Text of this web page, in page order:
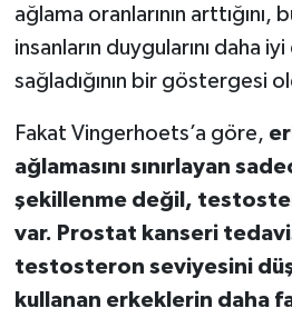
ağlama oranlarının arttığını,
insanların duygularını daha iyi
sağladığının bir göstergesi
Fakat Vingerhoets’a göre,
ağlamasını sınırlayan
şekillenme değil,
var. Prostat kanseri
testosteron seviyesini
kullanan erkeklerin daha